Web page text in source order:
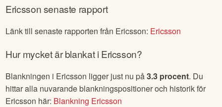
Ericssonsenaste rapport
Länk till senaste rapporten från Ericsson: Ericsson
Hur mycket är blankat iEricsson?
Blankningen i Ericsson ligger just nu på3.3 procent. Du
hittar alla nuvarande blankningspositioner och historik för
Ericsson här: Blankning Ericsson